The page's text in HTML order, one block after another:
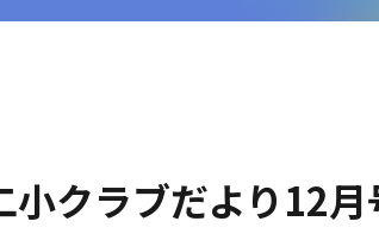
小クラブだより12